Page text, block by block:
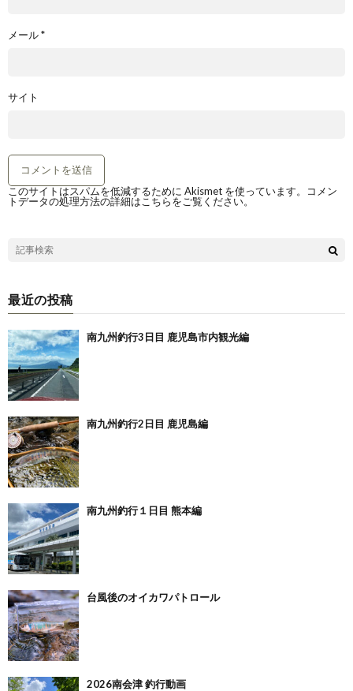
メール*
サイト
このサイトはスパムを低減するために Akismet を使っています。
コメン
トデータの処理方法の詳細はこちらをご覧ください。
最近の投稿
南九州釣行3日目 鹿児島市内観光編
南九州釣行2日目 鹿児島編
南九州釣行１日目 熊本編
台風後のオイカワパトロール
2026南会津 釣行動画